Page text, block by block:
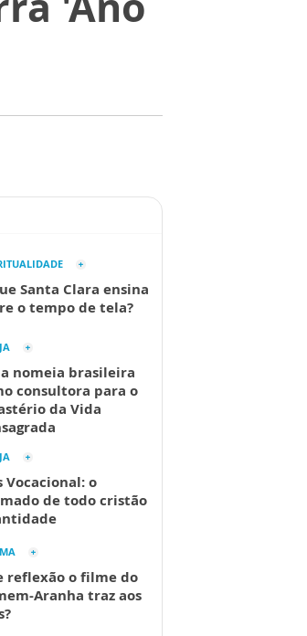
Santa Clara ensina
o tempo de tela?
nomeia brasileira
consultora para o
da Vida
Vocacional: o
de todo cristão
reflexão o filme do
Aranha traz aos